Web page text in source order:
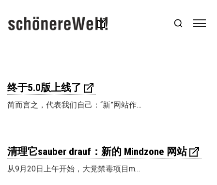
终于5.0版上线了
简而言之，代表我们自己：“新”网站作…
清理它sauber drauf：新的 Mindzone 网站
从9月20日上午开始，大党禁毒项目m…